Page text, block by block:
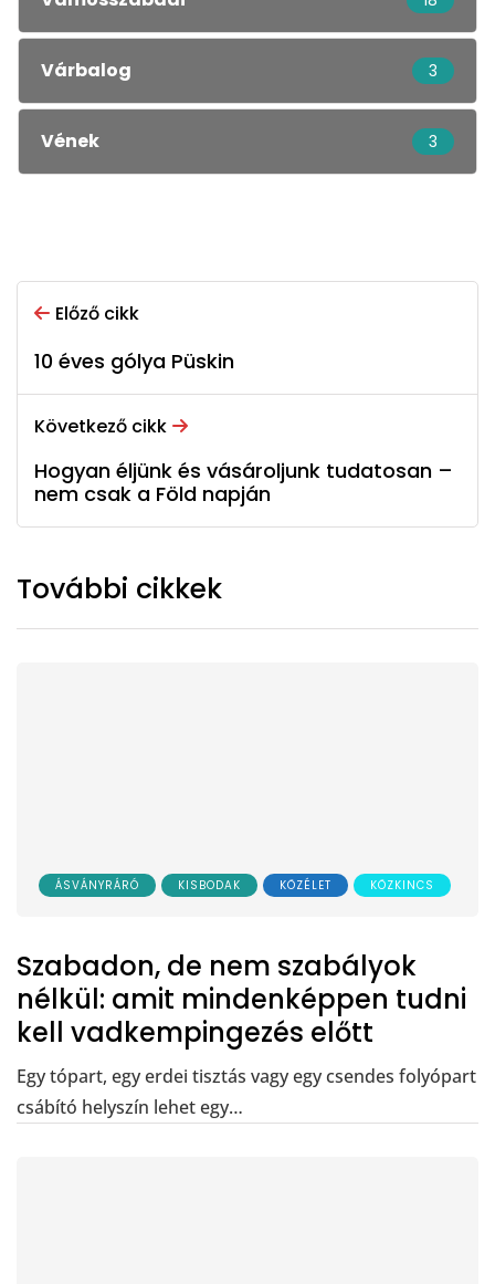
Várbalog 3
Vének 3
Előző cikk
10 éves gólya Püskin
Következő cikk
Hogyan éljünk és vásároljunk tudatosan –
nem csak a Föld napján
További cikkek
ÁSVÁNYRÁRÓ KISBODAK KÖZÉLET KÖZKINCS
Szabadon, de nem szabályok
nélkül: amit mindenképpen tudni
kell vadkempingezés előtt
Egy tópart, egy erdei tisztás vagy egy csendes folyópart
csábító helyszín lehet egy…